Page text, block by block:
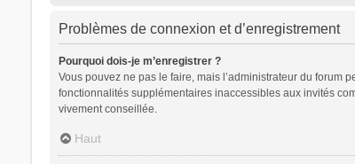
Problèmes de connexion et d’enregistrement
Pourquoi dois-je m’enregistrer ?
Vous pouvez ne pas le faire, mais l’administrateur du forum
fonctionnalités supplémentaires inaccessibles aux invités
vivement conseillée.
Haut